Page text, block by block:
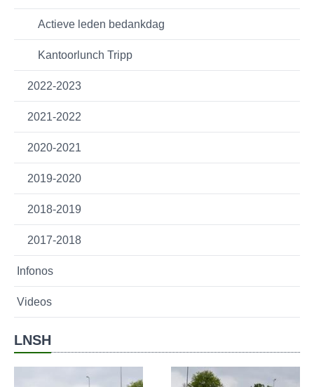
Actieve leden bedankdag
Kantoorlunch Tripp
2022-2023
2021-2022
2020-2021
2019-2020
2018-2019
2017-2018
Infonos
Videos
LNSH